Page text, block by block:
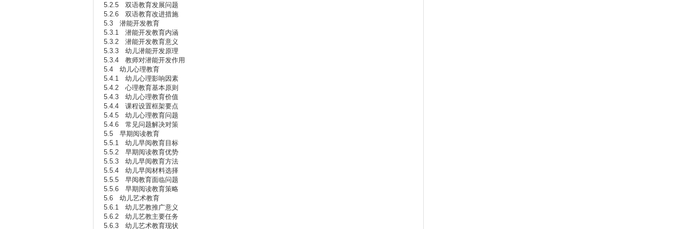
5.2.5 双语教育发展问题
5.2.6 双语教育改进措施
5.3 潜能开发教育
5.3.1 潜能开发教育内涵
5.3.2 潜能开发教育意义
5.3.3 幼儿潜能开发原理
5.3.4 教师对潜能开发作用
5.4 幼儿心理教育
5.4.1 幼儿心理影响因素
5.4.2 心理教育基本原则
5.4.3 幼儿心理教育价值
5.4.4 课程设置框架要点
5.4.5 幼儿心理教育问题
5.4.6 常见问题解决对策
5.5 早期阅读教育
5.5.1 幼儿早阅教育目标
5.5.2 早期阅读教育优势
5.5.3 幼儿早阅教育方法
5.5.4 幼儿早阅材料选择
5.5.5 早阅教育面临问题
5.5.6 早期阅读教育策略
5.6 幼儿艺术教育
5.6.1 幼儿艺教推广意义
5.6.2 幼儿艺教主要任务
5.6.3 幼儿艺术教育现状